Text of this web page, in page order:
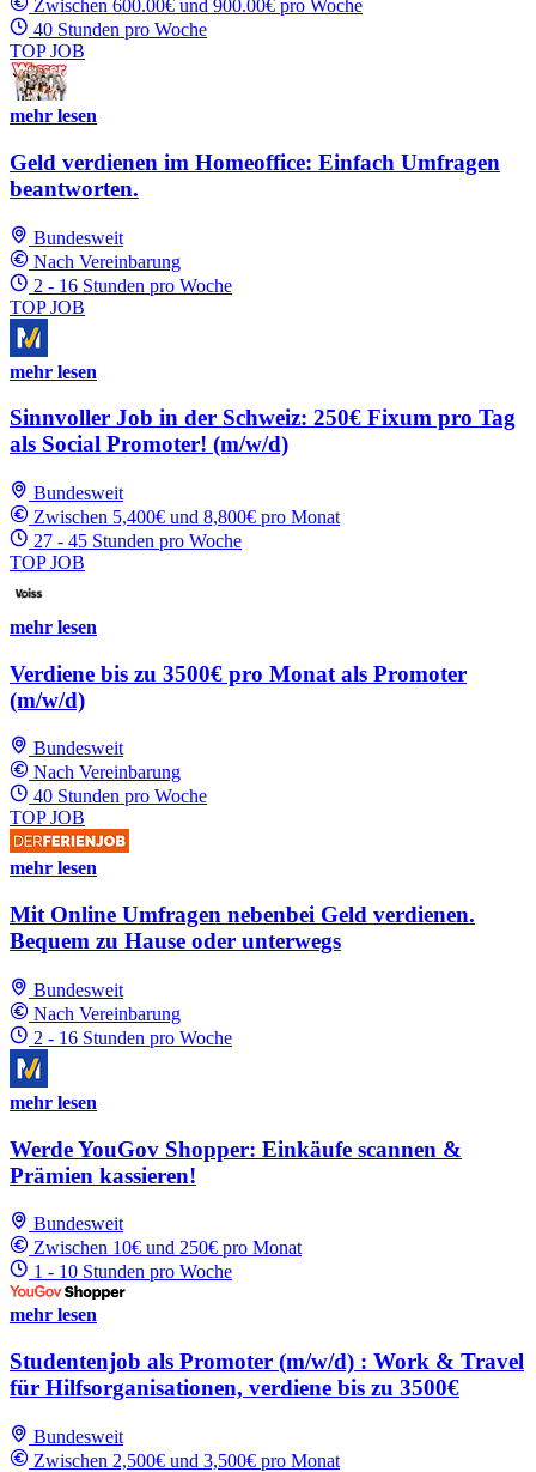
Zwischen 600.00€ und 900.00€ pro Woche
40 Stunden pro Woche
TOP JOB
mehr lesen
Geld verdienen im Homeoffice: Einfach Umfragen
beantworten.
Bundesweit
Nach Vereinbarung
2 - 16 Stunden pro Woche
TOP JOB
mehr lesen
Sinnvoller Job in der Schweiz: 250€ Fixum pro Tag
als Social Promoter! (m/w/d)
Bundesweit
Zwischen 5,400€ und 8,800€ pro Monat
27 - 45 Stunden pro Woche
TOP JOB
mehr lesen
Verdiene bis zu 3500€ pro Monat als Promoter
(m/w/d)
Bundesweit
Nach Vereinbarung
40 Stunden pro Woche
TOP JOB
mehr lesen
Mit Online Umfragen nebenbei Geld verdienen.
Bequem zu Hause oder unterwegs
Bundesweit
Nach Vereinbarung
2 - 16 Stunden pro Woche
mehr lesen
Werde YouGov Shopper: Einkäufe scannen &
Prämien kassieren!
Bundesweit
Zwischen 10€ und 250€ pro Monat
1 - 10 Stunden pro Woche
mehr lesen
Studentenjob als Promoter (m/w/d) : Work & Travel
für Hilfsorganisationen, verdiene bis zu 3500€
Bundesweit
Zwischen 2,500€ und 3,500€ pro Monat